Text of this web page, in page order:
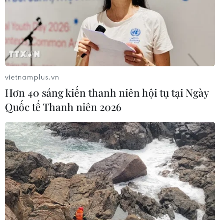
Hà Nội tăng tốc thi công
đường Vành đai 1 đoạn Hoàng Cầu-
Voi Phục
06/08/2026 09:07
Chủ tịch Quốc hội kiêm Chủ
tịch Hạ viện Thái Lan thăm đền Ngọc
Sơn
06/08/2026 08:09
Tổng Bí thư, Chủ tịch nước
Tô Lâm chủ trì làm việc với Đảng ủy
Chính phủ
vietnamplus.vn
Hơn 40 sáng kiến thanh niên hội tụ tại Ngày
Quốc tế Thanh niên 2026